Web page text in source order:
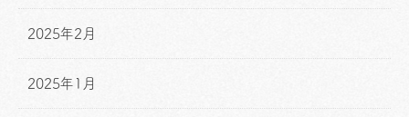
2025年2月
2025年1月